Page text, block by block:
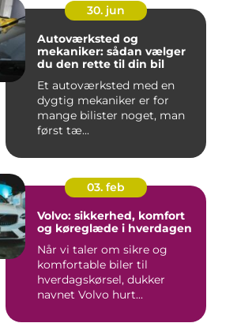
30. jun
Autoværksted og
mekaniker: sådan vælger
du den rette til din bil
Et autoværksted med en
dygtig mekaniker er for
mange bilister noget, man
først tæ...
03. feb
Volvo: sikkerhed, komfort
og køreglæde i hverdagen
Når vi taler om sikre og
komfortable biler til
hverdagskørsel, dukker
navnet Volvo hurt...